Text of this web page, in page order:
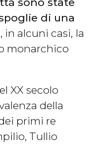
di una
in alcuni casi, la
monarchico
XX secolo
della
primi re
Tullio